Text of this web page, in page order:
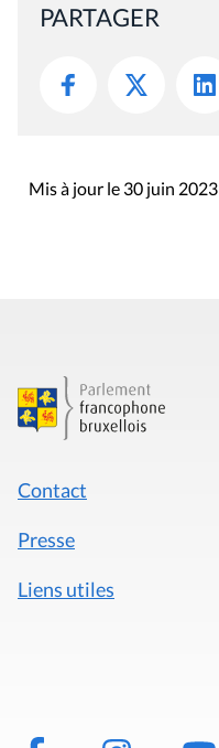
PARTAGER
Mis à jour le 30 juin 2023
Contact
Presse
Liens utiles